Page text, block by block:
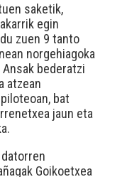
saketik,
egin
zuen 9 tanto
norgehiagoka
bederatzi
atzean
bat
jaun eta
Goikoetxea